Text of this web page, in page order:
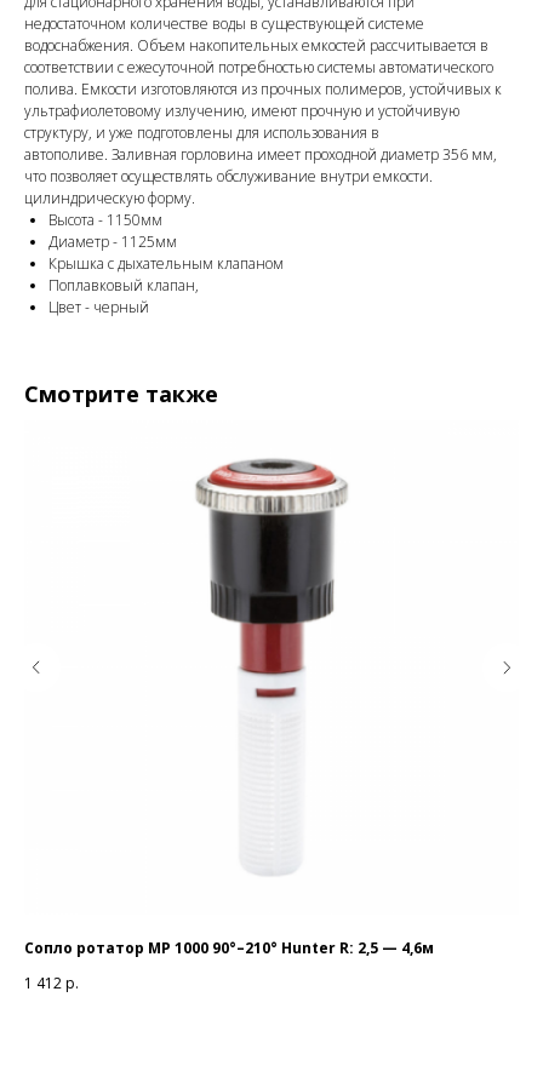
недостаточном количестве воды в существующей системе
водоснабжения. Объем накопительных емкостей рассчитывается в
соответствии с ежесуточной потребностью системы автоматического
полива. Емкости изготовляются из прочных полимеров, устойчивых к
ультрафиолетовому излучению, имеют прочную и устойчивую
структуру, и уже подготовлены для использования в
автополиве. Заливная горловина имеет проходной диаметр 356 мм,
что позволяет осуществлять обслуживание внутри емкости.
цилиндрическую форму.
Высота - 1150мм
Диаметр - 1125мм
Крышка с дыхательным клапаном
Поплавковый клапан,
Цвет - черный
Смотрите также
Сопло ротатор МР 1000 90°–210° Hunter R: 2,5 — 4,6м
1 412р.